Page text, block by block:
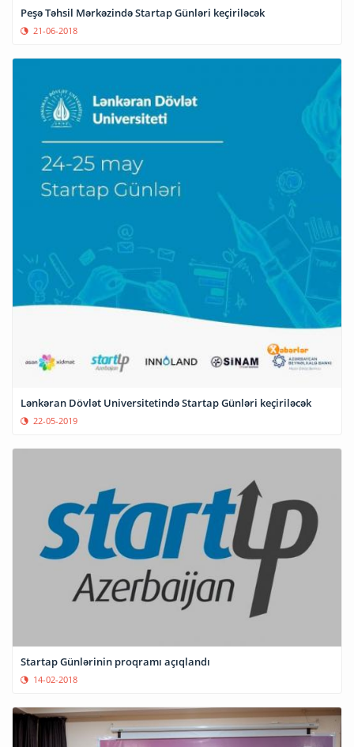
Peşə Təhsil Mərkəzində Startap Günləri keçiriləcək
21-06-2018
Lənkəran Dövlət Universitetində Startap Günləri keçiriləcək
22-05-2019
Startap Günlərinin proqramı açıqlandı
14-02-2018